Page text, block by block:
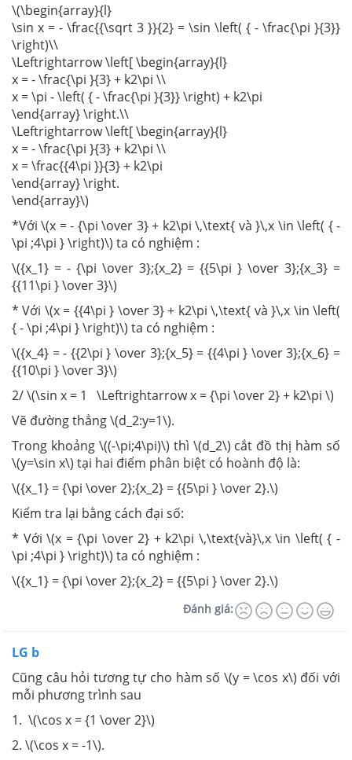
\(\begin{array}{l}
\sin x = - \frac{{\sqrt 3 }}{2} = \sin \left( { - \frac{\pi }{3}}
\right)\\
\Leftrightarrow \left[ \begin{array}{l}
x = - \frac{\pi }{3} + k2\pi \\
x = \pi - \left( { - \frac{\pi }{3}} \right) + k2\pi
\end{array} \right.\\
\Leftrightarrow \left[ \begin{array}{l}
x = - \frac{\pi }{3} + k2\pi \\
x = \frac{{4\pi }}{3} + k2\pi
\end{array} \right.
\end{array}\)
*Với \(x = - {\pi \over 3} + k2\pi \,\text{ và }\,x \in \left( { -
\pi ;4\pi } \right)\) ta có nghiệm :
\({x_1} = - {\pi \over 3};{x_2} = {{5\pi } \over 3};{x_3} =
{{11\pi } \over 3}\)
* Với \(x = {{4\pi } \over 3} + k2\pi \,\text{ và }\,x \in \left(
{ - \pi ;4\pi } \right)\) ta có nghiệm :
\({x_4} = - {{2\pi } \over 3};{x_5} = {{4\pi } \over 3};{x_6} =
{{10\pi } \over 3}\)
2/ \(\sin x = 1 \Leftrightarrow x = {\pi \over 2} + k2\pi \)
Vẽ đường thẳng \(d_2:y=1\).
Trong khoảng \((-\pi;4\pi)\) thì \(d_2\) cắt đồ thị hàm số
\(y=\sin x\) tại hai điểm phân biệt có hoành độ là:
\({x_1} = {\pi \over 2};{x_2} = {{5\pi } \over 2}.\)
Kiểm tra lại bằng cách đại số:
* Với \(x = {\pi \over 2} + k2\pi \,\text{và}\,x \in \left( { -
\pi ;4\pi } \right)\) ta có nghiệm :
\({x_1} = {\pi \over 2};{x_2} = {{5\pi } \over 2}.\)
Đánh giá:
LG b
Cũng câu hỏi tương tự cho hàm số \(y = \cos x\) đối với
mỗi phương trình sau
1. \(\cos x = {1 \over 2}\)
2. \(\cos x = -1\).